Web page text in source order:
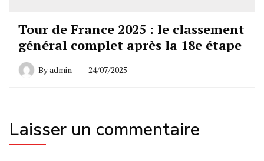
Tour de France 2025 : le classement
général complet après la 18e étape
Byadmin 24/07/2025
Laisser un commentaire